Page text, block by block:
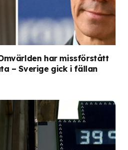
har missförstått
– Sverige gick i fällan